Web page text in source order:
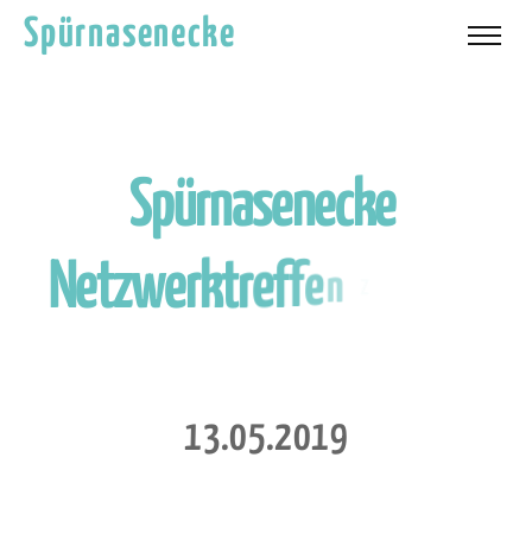
Spürnasenecke
Spürnasenecke
Netzwerktreffen
13.05.2019